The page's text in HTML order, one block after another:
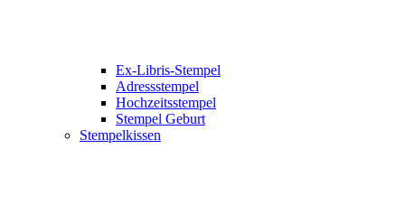
Ex-Libris-Stempel
Adressstempel
Hochzeitsstempel
Stempel Geburt
Stempelkissen